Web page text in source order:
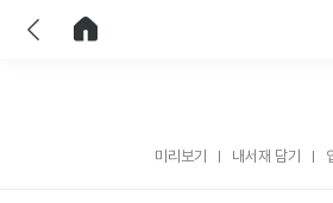
미리보기 내서재 담기